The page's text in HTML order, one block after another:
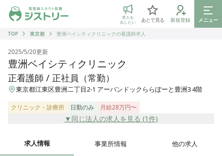
ジストリー 看護師の転職マッチング
求人を
出したい
あとで見る 新規登録
メニュー
TOP
東京都 豊洲ベイシティクリニックの看護師求人
2025/5/20更新
豊洲ベイシティクリニック
正看護師 / 正社員（常勤）
東京都江東区豊洲二丁目2-1 アーバンドックららぽーと豊洲3 4階
クリニック・診療所 日勤のみ 月給28万円〜
▼同じ法人の求人を見る (1件)
求人情報 事業所情報 他の求人